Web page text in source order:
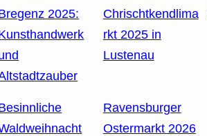
2025:
Chrischtkendlima
rkt 2025 in
Lustenau
Ravensburger
Ostermarkt 2026